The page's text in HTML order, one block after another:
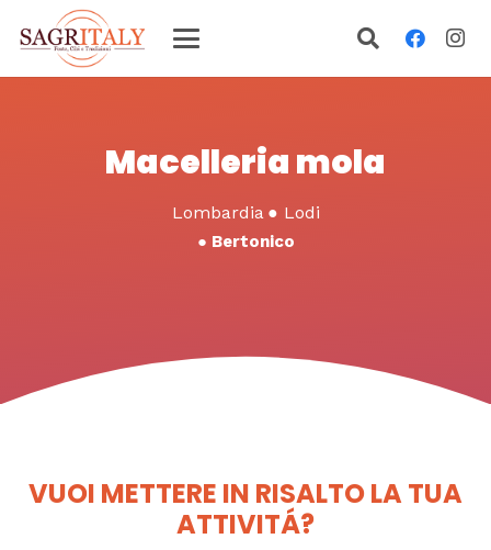
Macelleria mola
Lombardia ● Lodi
● Bertonico
VUOI METTERE IN RISALTO LA TUA
ATTIVITÁ?